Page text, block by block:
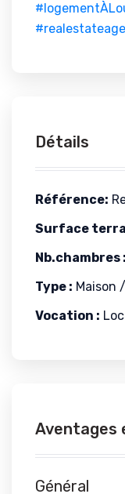
Détails
Référence:
Surface
Nb.chambres :
Type : Maison
Vocation :
Aventages
Général